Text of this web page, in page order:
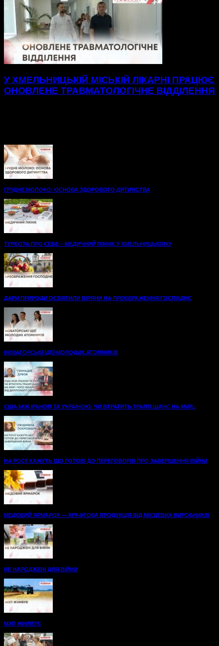
У ХМЕЛЬНИЦЬКІЙ МІСЬКІЙ ЛІКАРНІ ПРАЦЮЄ
ОНОВЛЕНЕ ТРАВМАТОЛОГІЧНЕ ВІДДІЛЕННЯ
ГРУДНЕ МОЛОКО: ОСНОВА ЗДОРОВОГО ДИТИНСТВА
ТУРБОТА ПРО СЕБЕ – МЕДИЧНИЙ ПІКНІК У ХМЕЛЬНИЦЬКОМУ
ДАРИ ПРИРОДИ ОСВЯТИЛИ ВІРЯНИ НА ПРЕОБРАЖЕННЯ ГОСПОДНЄ
НОВАТОРСЬКІ ІДЕЇ МОЛОДИХ АТОМНИКІВ
США МІЖ ІРАНОМ ТА УКРАЇНОЮ: ЧИ ВТРАТИТЬ ТРАМП ШАНС НА МИР...
НА РОСІЇ КАЖУТЬ ЩО ГОТОВІ ДО ПЕРЕГОВОРІВ ПРО ЗАВЕРШЕННЯ ВІЙНИ
МЕДОВИЙ ЯРМАРОК — КРАФТОВА ПРОДУКЦІЯ ВІД МІСЦЕВИХ ВИРОБНИКІВ
НЕ НАРОДЖЕНІ ДЛЯ ВІЙНИ
МХП ЖНИВУЄ